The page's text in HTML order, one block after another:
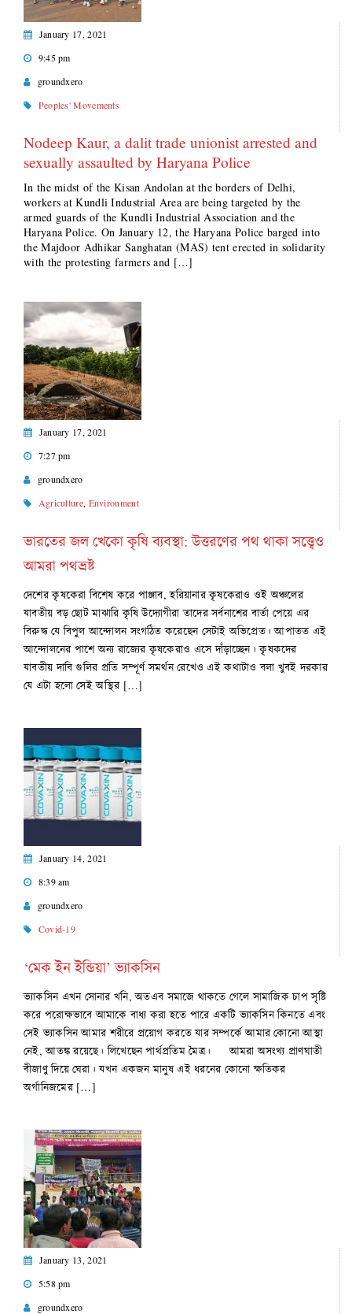
January 17, 2021
9:45 pm
groundxero
Peoples' Movements
Nodeep Kaur, a dalit trade unionist arrested and
sexually assaulted by Haryana Police
In the midst of the Kisan Andolan at the borders of Delhi,
workers at Kundli Industrial Area are being targeted by the
armed guards of the Kundli Industrial Association and the
Haryana Police. On January 12, the Haryana Police barged into
the Majdoor Adhikar Sanghatan (MAS) tent erected in solidarity
with the protesting farmers and […]
January 17, 2021
7:27 pm
groundxero
Agriculture, Environment
ভারতের জল খেকো কৃষি ব্যবস্থা: উত্তরণের পথ থাকা সত্ত্বেও
আমরা পথভ্রষ্ট
দেশের কৃষকেরা বিশেষ করে পাঞ্জাব, হরিয়ানার কৃষকেরাও ওই অঞ্চলের
যাবতীয় বড় ছোট মাঝারি কৃষি উদ্যোগীরা তাদের সর্বনাশের বার্তা পেয়ে এর
বিরুদ্ধ যে বিপুল আন্দোলন সংগঠিত করেছেন সেটাই অভিপ্রেত। আপাতত এই
আন্দোলনের পাশে অন্য রাজ্যের কৃষকেরাও এসে দাঁড়াচ্ছেন। কৃষকদের
যাবতীয় দাবি গুলির প্রতি সম্পূর্ণ সমর্থন রেখেও এই কথাটাও বলা খুবই দরকার
যে এটা হলো সেই অস্থির […]
January 14, 2021
8:39 am
groundxero
Covid-19
‘মেক ইন ইন্ডিয়া’ ভ্যাকসিন
ভ্যাকসিন এখন সোনার খনি, অতএব সমাজে থাকতে গেলে সামাজিক চাপ সৃষ্টি
করে পরোক্ষভাবে আমাকে বাধ্য করা হতে পারে একটি ভ্যাকসিন কিনতে এবং
সেই ভ্যাকসিন আমার শরীরে প্রয়োগ করতে যার সম্পর্কে আমার কোনো আস্থা
নেই, আতঙ্ক রয়েছে। লিখেছেন পার্থপ্রতিম মৈত্র। আমরা অসংখ্য প্রাণঘাতী
বীজাণু দিয়ে ঘেরা। যখন একজন মানুষ এই ধরনের কোনো ক্ষতিকর
অর্গানিজমের […]
January 13, 2021
5:58 pm
groundxero